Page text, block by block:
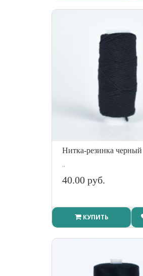
Нитка-резинка черный
..
40.00 руб.
КУПИТЬ